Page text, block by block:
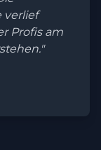
verlief
Profis am